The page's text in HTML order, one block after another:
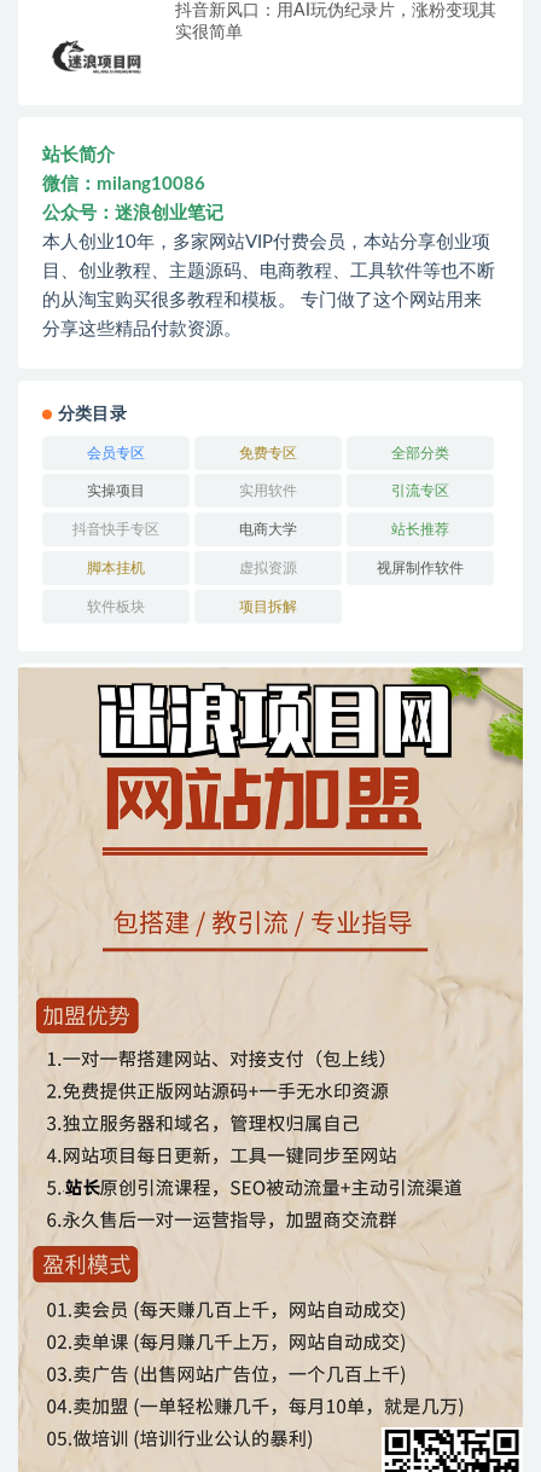
抖音新风口：用AI玩伪纪录片，涨粉变现其
实很简单
站长简介
微信：milang10086
公众号：迷浪创业笔记
本人创业10年，多家网站VIP付费会员，本站分享创业项
目、创业教程、主题源码、电商教程、工具软件等也不断
的从淘宝购买很多教程和模板。 专门做了这个网站用来
分享这些精品付款资源。
分类目录
会员专区 免费专区 全部分类
实操项目 实用软件 引流专区
抖音快手专区 电商大学 站长推荐
脚本挂机 虚拟资源 视屏制作软件
软件板块 项目拆解